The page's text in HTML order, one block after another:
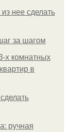
нее сделать
за шагом
х комнатных
в
ручная